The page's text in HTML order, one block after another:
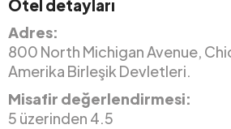
Otel detayları
Adres:
800 North Michigan Avenue,
Amerika Birleşik Devletleri.
Misafir değerlendirmesi:
5 üzerinden 4.5